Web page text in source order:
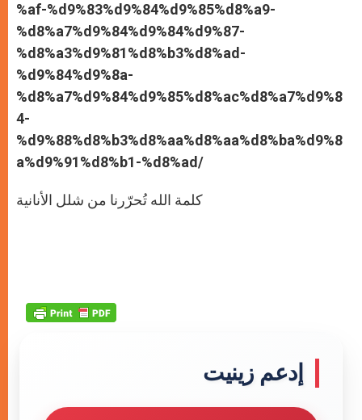
%af-%d9%83%d9%84%d9%85%d8%a9-
%d8%a7%d9%84%d9%84%d9%87-
%d8%a3%d9%81%d8%b3%d8%ad-
%d9%84%d9%8a-
%d8%a7%d9%84%d9%85%d8%ac%d8%a7%d9%8
4-
%d9%88%d8%b3%d8%aa%d8%aa%d8%ba%d9%8
a%d9%91%d8%b1-%d8%ad/
كلمة الله تُحرّرنا من شلل الأنانية
إدعم زينيت